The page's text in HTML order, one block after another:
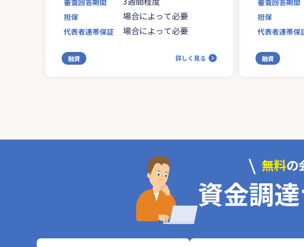
担保 場合によって必要
代表者連帯保証 場合によって必要
融資 詳しく見る
担保
代表者連帯保
融資
無料の
資金調